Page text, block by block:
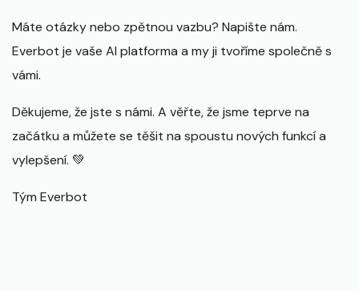
Máte otázky nebo zpětnou vazbu? Napište nám.
Everbot je vaše AI platforma a my ji tvoříme společně s
vámi.
Děkujeme, že jste s námi. A věřte, že jsme teprve na
začátku a můžete se těšit na spoustu nových funkcí a
vylepšení. 💚
Tým Everbot